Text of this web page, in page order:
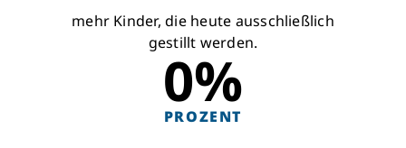
mehr Kinder, die heute ausschließlich
gestillt werden.
0%
PROZENT